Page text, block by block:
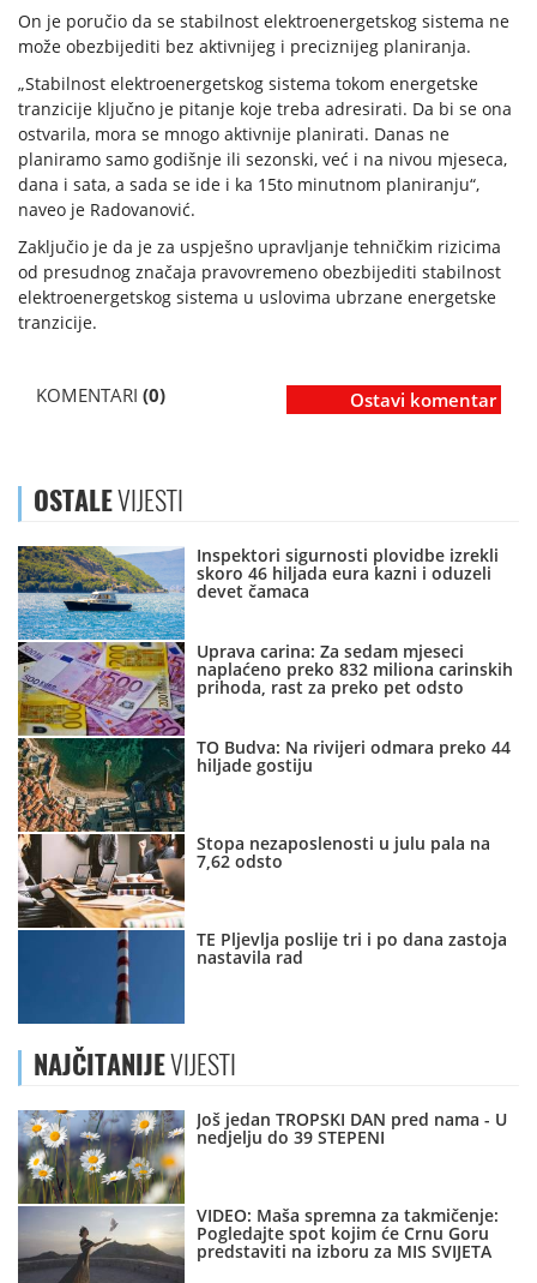
On je poručio da se stabilnost elektroenergetskog sistema ne
može obezbijediti bez aktivnijeg i preciznijeg planiranja.
„Stabilnost elektroenergetskog sistema tokom energetske
tranzicije ključno je pitanje koje treba adresirati. Da bi se ona
ostvarila, mora se mnogo aktivnije planirati. Danas ne
planiramo samo godišnje ili sezonski, već i na nivou mjeseca,
dana i sata, a sada se ide i ka 15to minutnom planiranju“,
naveo je Radovanović.
Zaključio je da je za uspješno upravljanje tehničkim rizicima
od presudnog značaja pravovremeno obezbijediti stabilnost
elektroenergetskog sistema u uslovima ubrzane energetske
tranzicije.
KOMENTARI (0) Ostavi komentar
OSTALEVIJESTI
Inspektori sigurnosti plovidbe izrekli
skoro 46 hiljada eura kazni i oduzeli
devet čamaca
Uprava carina: Za sedam mjeseci
naplaćeno preko 832 miliona carinskih
prihoda, rast za preko pet odsto
TO Budva: Na rivijeri odmara preko 44
hiljade gostiju
Stopa nezaposlenosti u julu pala na
7,62 odsto
TE Pljevlja poslije tri i po dana zastoja
nastavila rad
NAJČITANIJEVIJESTI
Još jedan TROPSKI DAN pred nama - U
nedjelju do 39 STEPENI
VIDEO: Maša spremna za takmičenje:
Pogledajte spot kojim će Crnu Goru
predstaviti na izboru za MIS SVIJETA